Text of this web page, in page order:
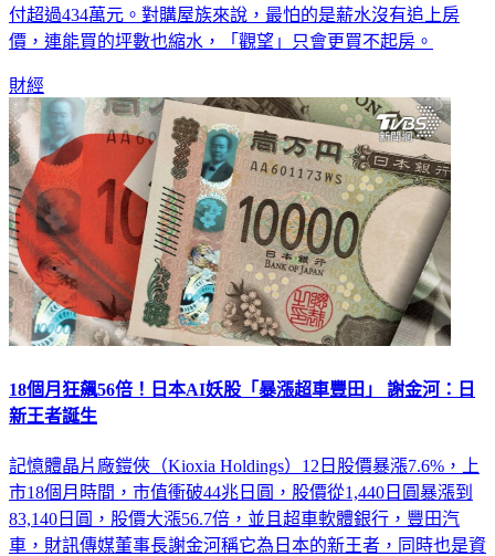
付超過434萬元。對購屋族來說，最怕的是薪水沒有追上房
價，連能買的坪數也縮水，「觀望」只會更買不起房。
財經
18個月狂飆56倍！日本AI妖股「暴漲超車豐田」 謝金河：日
新王者誕生
記憶體晶片廠鎧俠（Kioxia Holdings）12日股價暴漲7.6%，上
市18個月時間，市值衝破44兆日圓，股價從1,440日圓暴漲到
83,140日圓，股價大漲56.7倍，並且超車軟體銀行，豐田汽
車，財訊傳媒董事長謝金河稱它為日本的新王者，同時也是資